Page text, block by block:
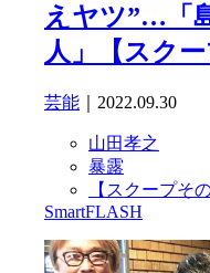
えヤツ”…「
人」【スクー
芸能 ｜2022.09.30
山田孝之
暴露
【スクープそ
SmartFLASH